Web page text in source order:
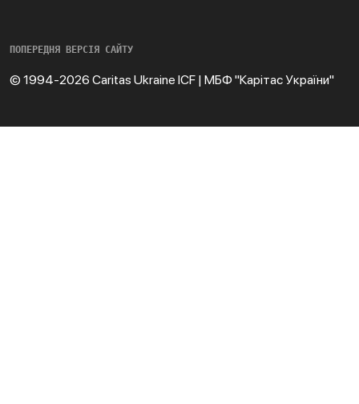
ПОПЕРЕДНЯ ВЕРСІЯ САЙТУ
© 1994-2026 Caritas Ukraine ICF | МБФ "Карітас України"